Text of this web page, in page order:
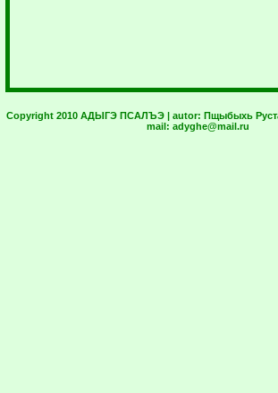
Copyright 2010 АДЫГЭ ПСАЛЪЭ | autor: Пщыбыхь
mail: adyghe@mail.ru